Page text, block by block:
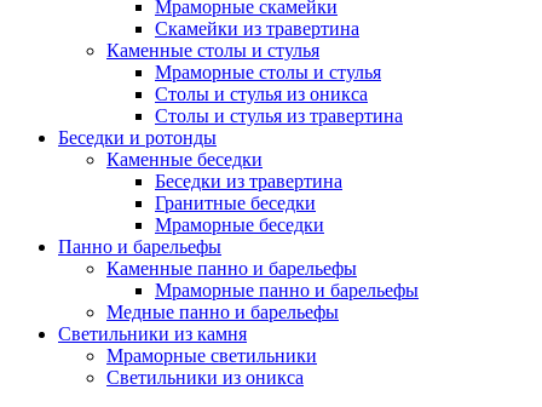
Мраморные скамейки
Скамейки из травертина
Каменные столы и стулья
Мраморные столы и стулья
Столы и стулья из оникса
Столы и стулья из травертина
Беседки и ротонды
Каменные беседки
Беседки из травертина
Гранитные беседки
Мраморные беседки
Панно и барельефы
Каменные панно и барельефы
Мраморные панно и барельефы
Медные панно и барельефы
Светильники из камня
Мраморные светильники
Светильники из оникса